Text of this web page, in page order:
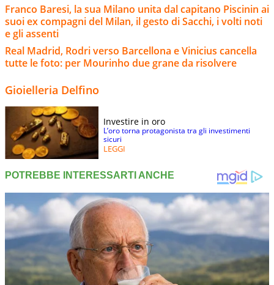
Franco Baresi, la sua Milano unita dal capitano Piscinin ai
suoi ex compagni del Milan, il gesto di Sacchi, i volti noti
e gli assenti
Real Madrid, Rodri verso Barcellona e Vinicius cancella
tutte le foto: per Mourinho due grane da risolvere
Gioielleria Delfino
Investire in oro
L’oro torna protagonista tra gli investimenti
sicuri
LEGGI